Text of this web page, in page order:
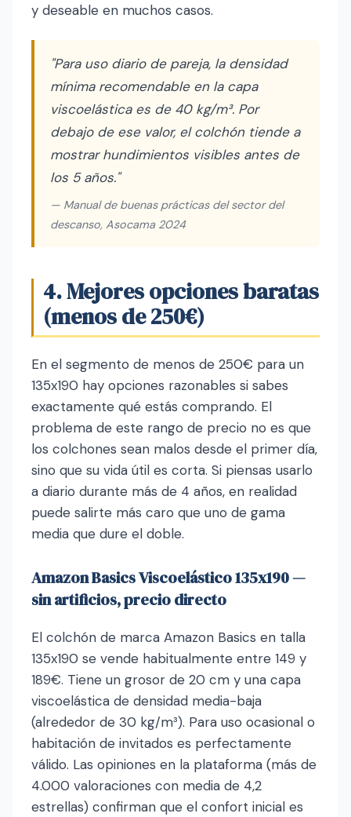
y deseable en muchos casos.
"Para uso diario de pareja, la densidad
mínima recomendable en la capa
viscoelástica es de 40 kg/m³. Por
debajo de ese valor, el colchón tiende a
mostrar hundimientos visibles antes de
los 5 años."
— Manual de buenas prácticas del sector del
descanso, Asocama 2024
4. Mejores opciones baratas
(menos de 250€)
En el segmento de menos de 250€ para un
135x190 hay opciones razonables si sabes
exactamente qué estás comprando. El
problema de este rango de precio no es que
los colchones sean malos desde el primer día,
sino que su vida útil es corta. Si piensas usarlo
a diario durante más de 4 años, en realidad
puede salirte más caro que uno de gama
media que dure el doble.
Amazon Basics Viscoelástico 135x190 —
sin artificios, precio directo
El colchón de marca Amazon Basics en talla
135x190 se vende habitualmente entre 149 y
189€. Tiene un grosor de 20 cm y una capa
viscoelástica de densidad media-baja
(alrededor de 30 kg/m³). Para uso ocasional o
habitación de invitados es perfectamente
válido. Las opiniones en la plataforma (más de
4.000 valoraciones con media de 4,2
estrellas) confirman que el confort inicial es